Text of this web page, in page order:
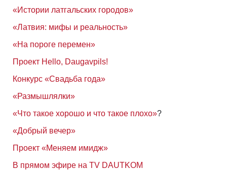
«Истории латгальских городов»
«Латвия: мифы и реальность»
«На пороге перемен»
Проект Hello, Daugavpils!
Конкурс «Свадьба года»
«Размышлялки»
«Что такое хорошо и что такое плохо»?
«Добрый вечер»
Проект «Меняем имидж»
В прямом эфире на TV DAUTKOM